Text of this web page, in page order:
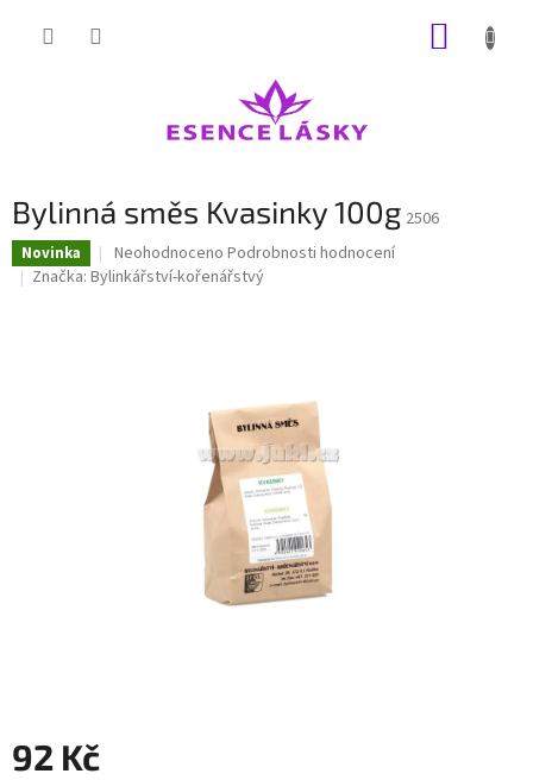
Bylinná směs Kvasinky 100g 2506
Novinka
Průměrné
hodnocení
Neohodnoceno Podrobnosti hodnocení
Značka: Bylinkářství-kořenářstvý
92 Kč